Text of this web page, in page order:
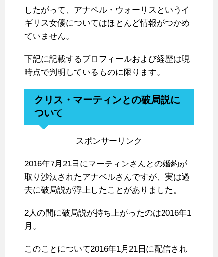
したがって、アナベル・ウォーリスというイ
ギリス女優についてはほとんど情報がつかめ
ていません。
下記に記載するプロフィールおよび経歴は現
時点で判明しているものに限ります。
クリス・マーティンとの破局説に
ついて
スポンサーリンク
2016年7月21日にマーティンさんとの婚約が
取り沙汰されたアナベルさんですが、実は過
去に破局説が浮上したことがありました。
2人の間に破局説が持ち上がったのは2016年1
月。
このことについて2016年1月21日に配信され